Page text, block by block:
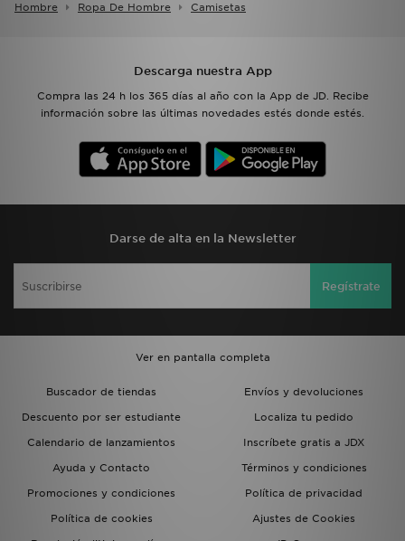
Hombre Ropa De Hombre Camisetas
Descarga nuestra App
Compra las 24 h los 365 días al año con la App de JD. Recibe
información sobre las últimas novedades estés donde estés.
Darse de alta en la Newsletter
Regístrate
Ver en pantalla completa
Buscador de tiendas
Envíos y devoluciones
Descuento por ser estudiante
Localiza tu pedido
Calendario de lanzamientos
Inscríbete gratis a JDX
Ayuda y Contacto
Términos y condiciones
Promociones y condiciones
Política de privacidad
Política de cookies
Ajustes de Cookies